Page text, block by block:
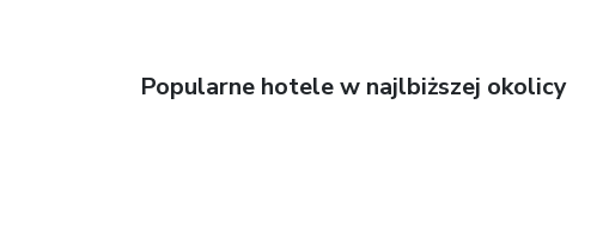
Popularne hotele w najlbiższej okolicy